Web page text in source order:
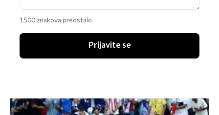
1500 znakova preostalo
Prijavite se